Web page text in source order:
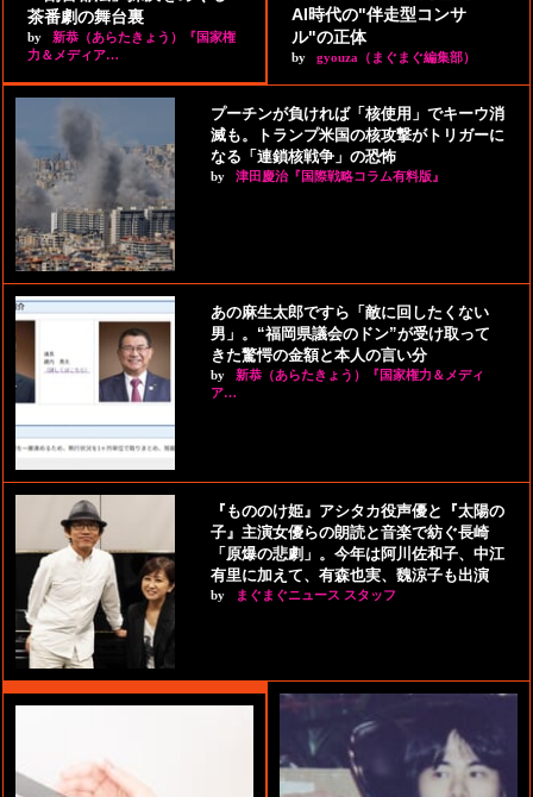
茶番劇の舞台裏
by
新恭（あらたきょう）『国家権
力＆メディア…
AI時代の"伴走型コンサ
ル"の正体
by gyouza（まぐまぐ編集部）
プーチンが負ければ「核使用」でキーウ消
滅も。トランプ米国の核攻撃がトリガーに
なる「連鎖核戦争」の恐怖
by 津田慶治『国際戦略コラム有料版』
あの麻生太郎ですら「敵に回したくない
男」。“福岡県議会のドン”が受け取って
きた驚愕の金額と本人の言い分
by
新恭（あらたきょう）『国家権力＆メディ
ア…
『もののけ姫』アシタカ役声優と『太陽の
子』主演女優らの朗読と音楽で紡ぐ長崎
「原爆の悲劇」。今年は阿川佐和子、中江
有里に加えて、有森也実、魏涼子も出演
by まぐまぐニュース スタッフ